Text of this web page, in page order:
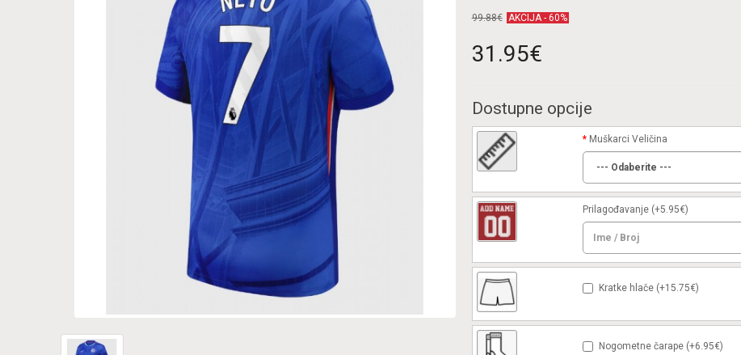
99.88€ AKCIJA - 60%
31.95€
Dostupne opcije
Muškarci Veličina
Prilagođavanje(+5.95€)
Kratke hlače (+15.75€)
Nogometne čarape (+6.95€)